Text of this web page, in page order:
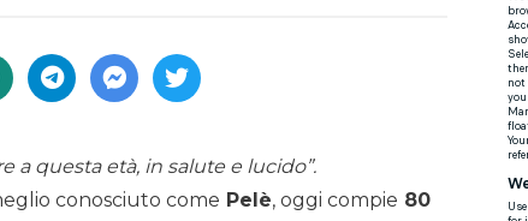
a questa età, in salute e lucido”.
conosciuto come Pelè, oggi compie 80